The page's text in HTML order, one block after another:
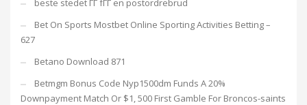
beste stedet ГҐ fГҐ en postordrebrud
Bet On Sports Mostbet Online Sporting Activities Betting –
627
Betano Download 871
Betmgm Bonus Code Nyp1500dm Funds A 20%
Downpayment Match Or $1, 500 First Gamble For Broncos-saints